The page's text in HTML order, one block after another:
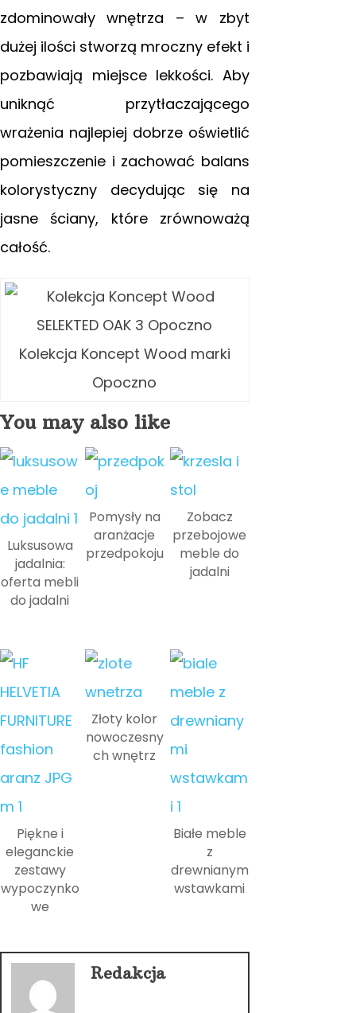
zdominowały wnętrza – w zbyt
dużej ilości stworzą mroczny efekt i
pozbawiają miejsce lekkości. Aby
uniknąć przytłaczającego
wrażenia najlepiej dobrze oświetlić
pomieszczenie i zachować balans
kolorystyczny decydując się na
jasne ściany, które zrównoważą
całość.
Kolekcja Koncept Wood marki
Opoczno
You may also like
Luksusowa
jadalnia:
oferta mebli
do jadalni
Pomysły na
aranżacje
przedpokoju
Zobacz
przebojowe
meble do
jadalni
Piękne i
eleganckie
zestawy
wypoczynko
we
Złoty kolor
nowoczesny
ch wnętrz
Białe meble
z
drewnianym
wstawkami
Redakcja